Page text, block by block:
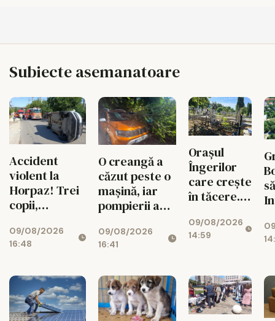
Subiecte asemanatoare
Accident
violent la
Horpaz! Trei
copii,
de urgență la
spital
09/08/2026
16:48
O creangă a
căzut peste o
mașină, iar
pompierii au
să rămână
blocați de
parcate
aiurea
09/08/2026
16:41
Orașul
Îngerilor
care crește
în tăcere.
de la
„Petru și
09/08/2026
14:59